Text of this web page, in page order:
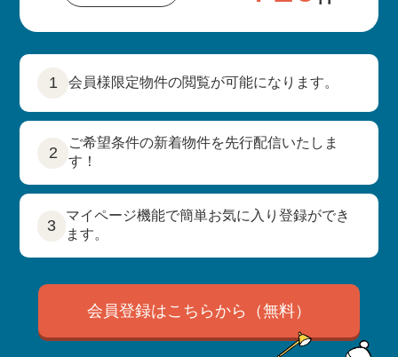
1 会員様限定物件の閲覧が可能になります。
2
ご希望条件の新着物件を先行配信いたしま
す！
3
マイページ機能で簡単お気に入り登録ができ
ます。
会員登録はこちらから（無料）